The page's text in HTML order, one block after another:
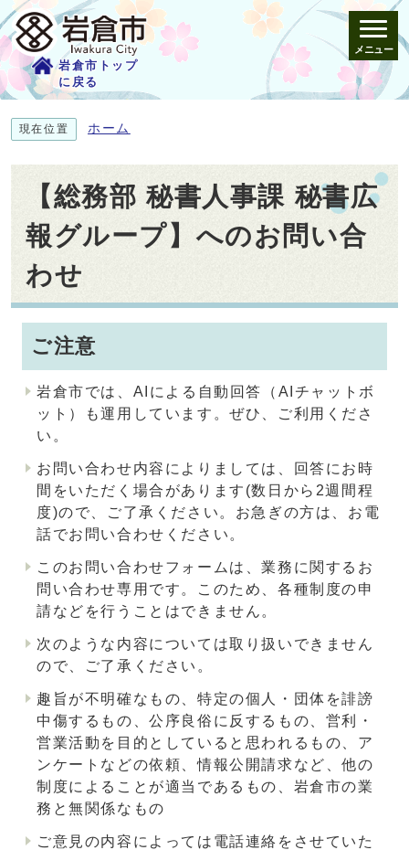
岩倉市トップ
に戻る
メニュー
現在位置 ホーム
【総務部 秘書人事課 秘書広
報グループ】へのお問い合
わせ
ご注意
岩倉市では、AIによる自動回答（AIチャットボ
ット）も運用しています。ぜひ、ご利用くださ
い。
お問い合わせ内容によりましては、回答にお時
間をいただく場合があります(数日から2週間程
度)ので、ご了承ください。お急ぎの方は、お電
話でお問い合わせください。
このお問い合わせフォームは、業務に関するお
問い合わせ専用です。このため、各種制度の申
請などを行うことはできません。
次のような内容については取り扱いできません
ので、ご了承ください。
趣旨が不明確なもの、特定の個人・団体を誹謗
中傷するもの、公序良俗に反するもの、営利・
営業活動を目的としていると思われるもの、ア
ンケートなどの依頼、情報公開請求など、他の
制度によることが適当であるもの、岩倉市の業
務と無関係なもの
ご意見の内容によっては電話連絡をさせていた